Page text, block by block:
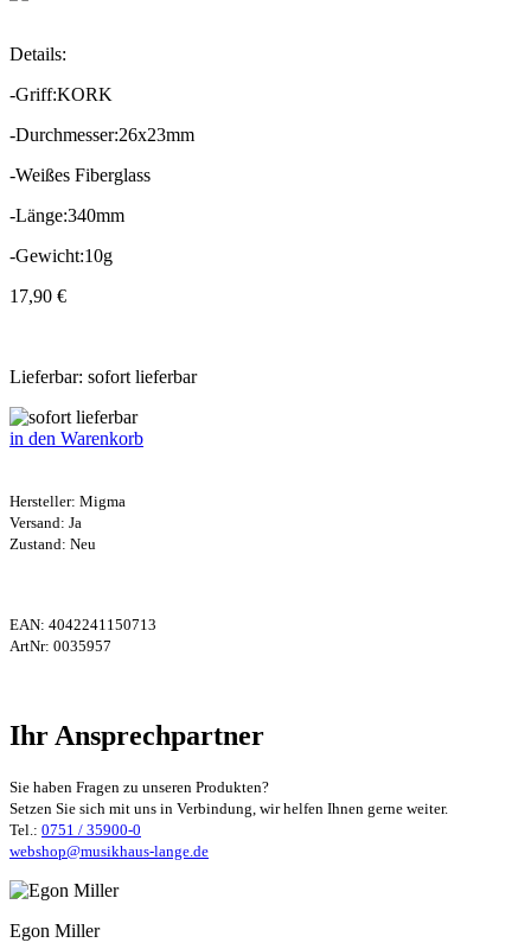
Details:
-Griff:KORK
-Durchmesser:26x23mm
-Weißes Fiberglass
-Länge:340mm
-Gewicht:10g
17,90 €
Lieferbar: sofort lieferbar
in den Warenkorb
Hersteller: Migma
Versand: Ja
Zustand: Neu
EAN: 4042241150713
ArtNr: 0035957
Ihr Ansprechpartner
Sie haben Fragen zu unseren Produkten?
Setzen Sie sich mit uns in Verbindung, wir helfen Ihnen gerne weiter.
Tel.: 0751 / 35900-0
webshop@musikhaus-lange.de
Egon Miller